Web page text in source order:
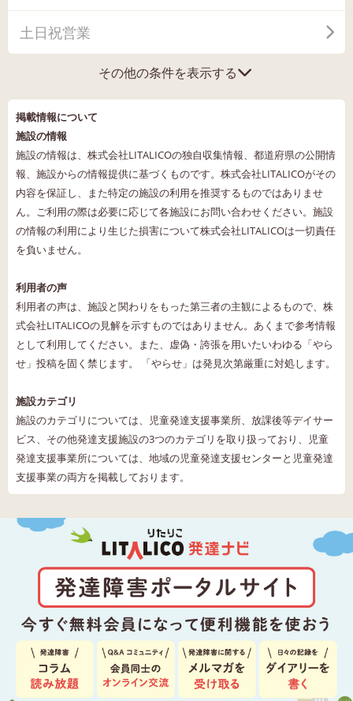
土日祝営業
その他の条件を表示する
掲載情報について
施設の情報
施設の情報は、株式会社LITALICOの独自収集情報、都道府県の公開情
報、施設からの情報提供に基づくものです。株式会社LITALICOがその
内容を保証し、また特定の施設の利用を推奨するものではありませ
ん。ご利用の際は必要に応じて各施設にお問い合わせください。施設
の情報の利用により生じた損害について株式会社LITALICOは一切責任
を負いません。
利用者の声
利用者の声は、施設と関わりをもった第三者の主観によるもので、株
式会社LITALICOの見解を示すものではありません。あくまで参考情報
として利用してください。また、虚偽・誇張を用いたいわゆる「やら
せ」投稿を固く禁じます。 「やらせ」は発見次第厳重に対処します。
施設カテゴリ
施設のカテゴリについては、児童発達支援事業所、放課後等デイサー
ビス、その他発達支援施設の3つのカテゴリを取り扱っており、児童
発達支援事業所については、地域の児童発達支援センターと児童発達
支援事業の両方を掲載しております。